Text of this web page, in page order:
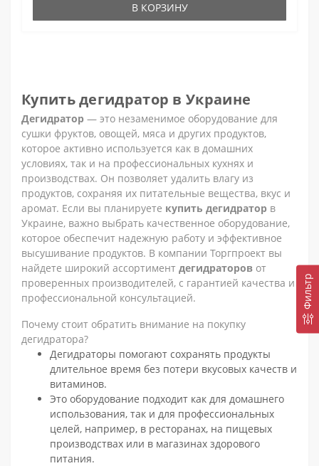
Фильтр
В КОРЗИНУ
Купить дегидратор в Украине
Дегидратор — это незаменимое оборудование для
сушки фруктов, овощей, мяса и других продуктов,
которое активно используется как в домашних
условиях, так и на профессиональных кухнях и
производствах. Он позволяет удалить влагу из
продуктов, сохраняя их питательные вещества, вкус и
аромат. Если вы планируете купить дегидратор в
Украине, важно выбрать качественное оборудование,
которое обеспечит надежную работу и эффективное
высушивание продуктов. В компании Торгпроект вы
найдете широкий ассортимент дегидраторов от
проверенных производителей, с гарантией качества и
профессиональной консультацией.
Почему стоит обратить внимание на покупку
дегидратора?
Дегидраторы помогают сохранять продукты
длительное время без потери вкусовых качеств и
витаминов.
Это оборудование подходит как для домашнего
использования, так и для профессиональных
целей, например, в ресторанах, на пищевых
производствах или в магазинах здорового
питания.